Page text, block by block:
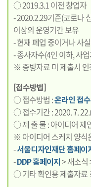
○ 2019.3.1 이전 창업자
- 2020.2.29기준(코로나
이상의 운영기간 보유
- 현재 폐업 중이거나 사
- 종사자수(4인 이하, 사
※ 증빙자료 미 제출시
[접수방법]
○ 접수방법 :온라인 접수
○ 접수기간 : 2020. 7.
○ 제 출 물 : 아이디어 제
※ 아이디어 스케치 양식
-서울디자인재단 홈페이
-DDP 홈페이지> 새소식
○ 기타 확인용 제출자료